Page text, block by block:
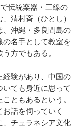
伝統楽器・三線の
清村斉（ひとし）
、沖縄・多良間島の
名手として教室を
方でもある。
験があり、中国の
ても身近に思って
ともあるという。
話を伺っていく
、チュラネシア文化